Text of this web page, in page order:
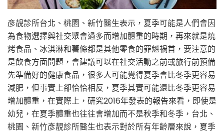
彥靚診所台北、桃園、新竹醫生表示，夏季可能是人們會因
為食物選擇與社交聚會過多而增加體重的時期，再來就是燒
烤食品、冰淇淋和薯條都是其他零食的罪魁禍首，要注意的
是飲食方面問題，會建議可以在社交活動之前或旅行前預備
先準備好的健康食品，很多人可能覺得夏季會比冬季更容易
減肥，但事實上卻恰恰相反，夏季其實可能還比冬季更容易
增加體重，在實際上，研究2016年發表的報告來看，即使是
幼兒，在夏季體重也往往會增加而不是秋季和冬季，台北、
桃園、新竹彥靚診所醫生也表示對於所有年齡層來說，夏季